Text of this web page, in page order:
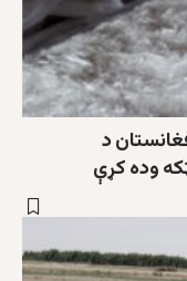
د
وده کړې